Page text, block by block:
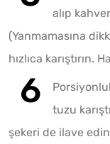
alıp
(Yanmamasına
hızlıca karıştırın.
tuzu
şekeri de ilave